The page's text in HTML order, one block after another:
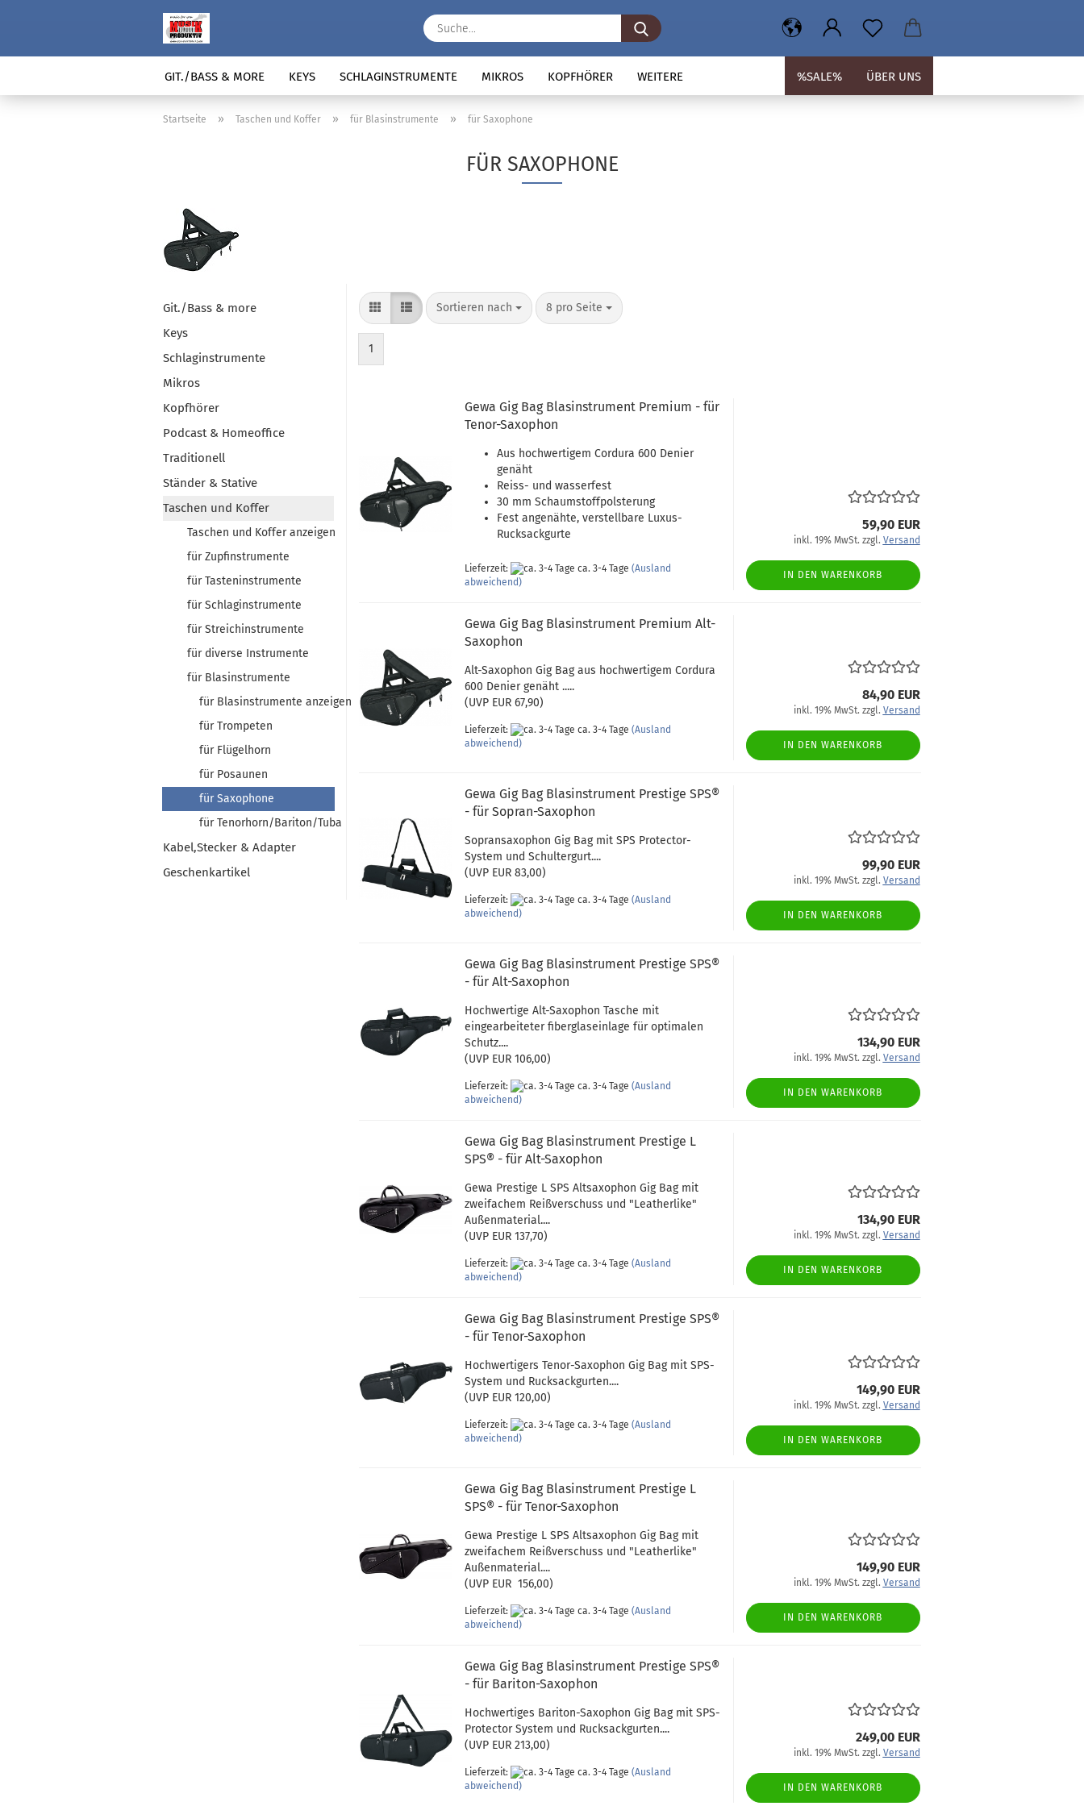
Suche...
GIT./BASS & MORE KEYS SCHLAGINSTRUMENTE MIKROS KOPFHÖRER %SALE% ÜBER UNS
WEITERE
Startseite » Taschen und Koffer » für Blasinstrumente » für Saxophone
FÜR SAXOPHONE
Git./Bass & more
Keys
Schlaginstrumente
Mikros
Kopfhörer
Podcast & Homeoffice
Traditionell
Ständer & Stative
Taschen und Koffer
Taschen und Koffer anzeigen
für Zupfinstrumente
für Tasteninstrumente
für Schlaginstrumente
für Streichinstrumente
für diverse Instrumente
für Blasinstrumente
für Blasinstrumente anzeigen
für Trompeten
für Flügelhorn
für Posaunen
für Saxophone
für Tenorhorn/Bariton/Tuba
Kabel,Stecker & Adapter
Geschenkartikel
Sortieren nach
Sortieren nach 8 pro Seite
pro Seite
1
Gewa Gig Bag Blasinstrument Premium - für
Tenor-Saxophon
Aus hochwertigem Cordura 600 Denier
genäht
Reiss- und wasserfest
30 mm Schaumstoffpolsterung
Fest angenähte, verstellbare Luxus-
Rucksackgurte
Lieferzeit: ca. 3-4 Tage (Ausland
abweichend)
59,90 EUR
inkl. 19% MwSt. zzgl. Versand
IN DEN WARENKORB
Gewa Gig Bag Blasinstrument Premium Alt-
Saxophon
Alt-Saxophon Gig Bag aus hochwertigem Cordura
600 Denier genäht .....
(UVP EUR 67,90)
Lieferzeit: ca. 3-4 Tage (Ausland
abweichend)
84,90 EUR
inkl. 19% MwSt. zzgl. Versand
IN DEN WARENKORB
Gewa Gig Bag Blasinstrument Prestige SPS®
- für Sopran-Saxophon
Sopransaxophon Gig Bag mit SPS Protector-
System und Schultergurt....
(UVP EUR 83,00)
Lieferzeit: ca. 3-4 Tage (Ausland
abweichend)
99,90 EUR
inkl. 19% MwSt. zzgl. Versand
IN DEN WARENKORB
Gewa Gig Bag Blasinstrument Prestige SPS®
- für Alt-Saxophon
Hochwertige Alt-Saxophon Tasche mit
eingearbeiteter fiberglaseinlage für optimalen
Schutz....
(UVP EUR 106,00)
Lieferzeit: ca. 3-4 Tage (Ausland
abweichend)
134,90 EUR
inkl. 19% MwSt. zzgl. Versand
IN DEN WARENKORB
Gewa Gig Bag Blasinstrument Prestige L
SPS® - für Alt-Saxophon
Gewa Prestige L SPS Altsaxophon Gig Bag mit
zweifachem Reißverschuss und "Leatherlike"
Außenmaterial....
(UVP EUR 137,70)
Lieferzeit: ca. 3-4 Tage (Ausland
abweichend)
134,90 EUR
inkl. 19% MwSt. zzgl. Versand
IN DEN WARENKORB
Gewa Gig Bag Blasinstrument Prestige SPS®
- für Tenor-Saxophon
Hochwertigers Tenor-Saxophon Gig Bag mit SPS-
System und Rucksackgurten....
(UVP EUR 120,00)
Lieferzeit: ca. 3-4 Tage (Ausland
abweichend)
149,90 EUR
inkl. 19% MwSt. zzgl. Versand
IN DEN WARENKORB
Gewa Gig Bag Blasinstrument Prestige L
SPS® - für Tenor-Saxophon
Gewa Prestige L SPS Altsaxophon Gig Bag mit
zweifachem Reißverschuss und "Leatherlike"
Außenmaterial....
(UVP EUR 156,00)
Lieferzeit: ca. 3-4 Tage (Ausland
abweichend)
149,90 EUR
inkl. 19% MwSt. zzgl. Versand
IN DEN WARENKORB
Gewa Gig Bag Blasinstrument Prestige SPS®
- für Bariton-Saxophon
Hochwertiges Bariton-Saxophon Gig Bag mit SPS-
Protector System und Rucksackgurten....
(UVP EUR 213,00)
Lieferzeit: ca. 3-4 Tage (Ausland
abweichend)
249,00 EUR
inkl. 19% MwSt. zzgl. Versand
IN DEN WARENKORB